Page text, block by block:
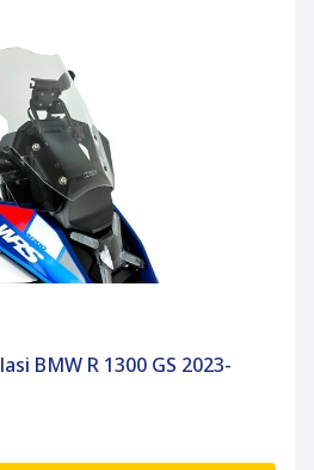
BMW R 1300 GS 2023-